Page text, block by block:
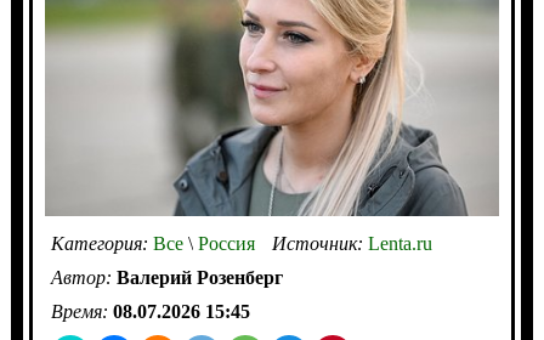
Категория: Все\Россия Источник: Lenta.ru
Автор: Валерий Розенберг
Время: 08.07.2026 15:45